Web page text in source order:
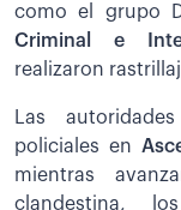
como el grupo
Criminal e
realizaron
Las
policiales en
mientras
clandestina,